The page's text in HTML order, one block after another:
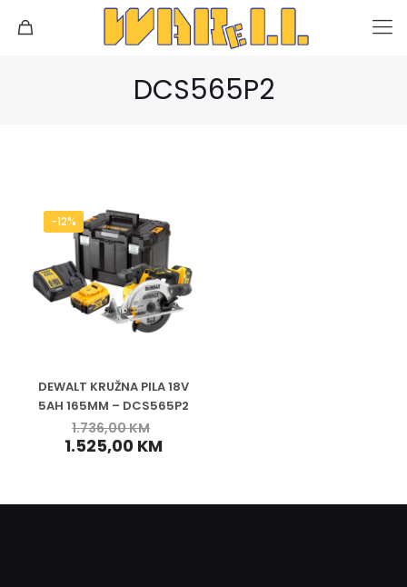
DCS565P2
-12%
DEWALT KRUŽNA PILA 18V
5AH 165MM – DCS565P2
1.736,00KM
1.525,00 KM